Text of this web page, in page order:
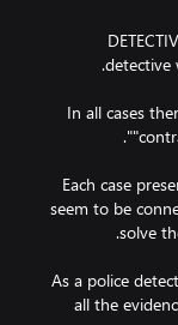
In all cases
Each case
seem to be
As a police
all the